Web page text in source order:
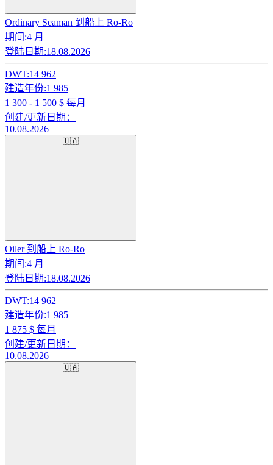
Ordinary Seaman 到船上 Ro-Ro
期间:4 月
登陆日期:18.08.2026
DWT:14 962
建造年份:1 985
1 300 - 1 500 $ 每月
创建/更新日期：
10.08.2026
🇺🇦
Oiler 到船上 Ro-Ro
期间:4 月
登陆日期:18.08.2026
DWT:14 962
建造年份:1 985
1 875 $ 每月
创建/更新日期：
10.08.2026
🇺🇦